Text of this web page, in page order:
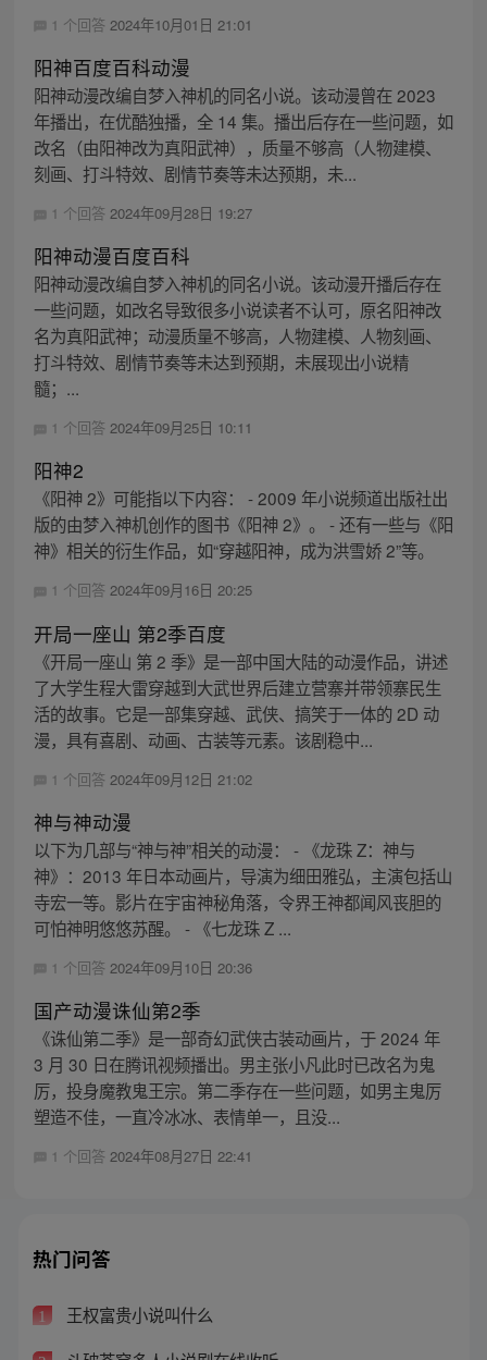
1 个回答 2024年10月01日 21:01
阳神百度百科动漫
阳神动漫改编自梦入神机的同名小说。该动漫曾在 2023
年播出，在优酷独播，全 14 集。播出后存在一些问题，如
改名（由阳神改为真阳武神），质量不够高（人物建模、
刻画、打斗特效、剧情节奏等未达预期，未...
1 个回答 2024年09月28日 19:27
阳神动漫百度百科
阳神动漫改编自梦入神机的同名小说。该动漫开播后存在
一些问题，如改名导致很多小说读者不认可，原名阳神改
名为真阳武神；动漫质量不够高，人物建模、人物刻画、
打斗特效、剧情节奏等未达到预期，未展现出小说精
髓；...
1 个回答 2024年09月25日 10:11
阳神2
《阳神 2》可能指以下内容： - 2009 年小说频道出版社出
版的由梦入神机创作的图书《阳神 2》。 - 还有一些与《阳
神》相关的衍生作品，如“穿越阳神，成为洪雪娇 2”等。
1 个回答 2024年09月16日 20:25
开局一座山 第2季百度
《开局一座山 第 2 季》是一部中国大陆的动漫作品，讲述
了大学生程大雷穿越到大武世界后建立营寨并带领寨民生
活的故事。它是一部集穿越、武侠、搞笑于一体的 2D 动
漫，具有喜剧、动画、古装等元素。该剧稳中...
1 个回答 2024年09月12日 21:02
神与神动漫
以下为几部与“神与神”相关的动漫： - 《龙珠 Z：神与
神》：2013 年日本动画片，导演为细田雅弘，主演包括山
寺宏一等。影片在宇宙神秘角落，令界王神都闻风丧胆的
可怕神明悠悠苏醒。 - 《七龙珠 Z ...
1 个回答 2024年09月10日 20:36
国产动漫诛仙第2季
《诛仙第二季》是一部奇幻武侠古装动画片，于 2024 年
3 月 30 日在腾讯视频播出。男主张小凡此时已改名为鬼
厉，投身魔教鬼王宗。第二季存在一些问题，如男主鬼厉
塑造不佳，一直冷冰冰、表情单一，且没...
1 个回答 2024年08月27日 22:41
热门问答
1 王权富贵小说叫什么